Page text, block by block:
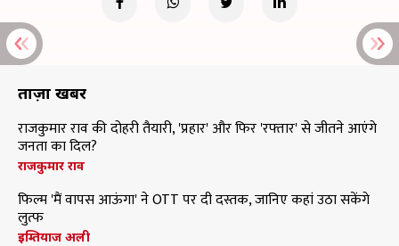
ताज़ा खबरें
राजकुमार राव की दोहरी तैयारी, 'प्रहार' और फिर 'रफ्तार' से जीतने आएंगे
जनता का दिल?
राजकुमार राव
फिल्म 'मैं वापस आऊंगा' ने OTT पर दी दस्तक, जानिए कहां उठा सकेंगे
लुत्फ
इम्तियाज अली